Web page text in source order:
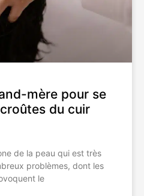
mère pour se
du cuir
de la peau qui est très
problèmes, dont les
le